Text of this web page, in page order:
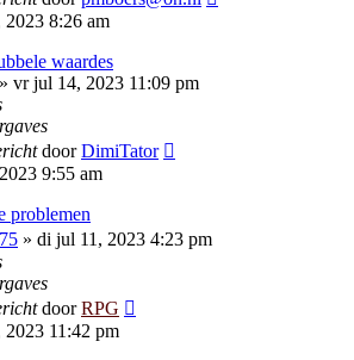
8:26 am
waardes
vr jul 14, 2023 11:09 pm
doorDimiTator
9:55 am
problemen
» di jul 11, 2023 4:23 pm
doorRPG
11:42 pm